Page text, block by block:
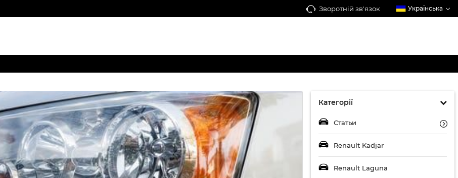
Зворотній зв'язок Українська
Категорії
Статьи
Renault Kadjar
Renault Laguna